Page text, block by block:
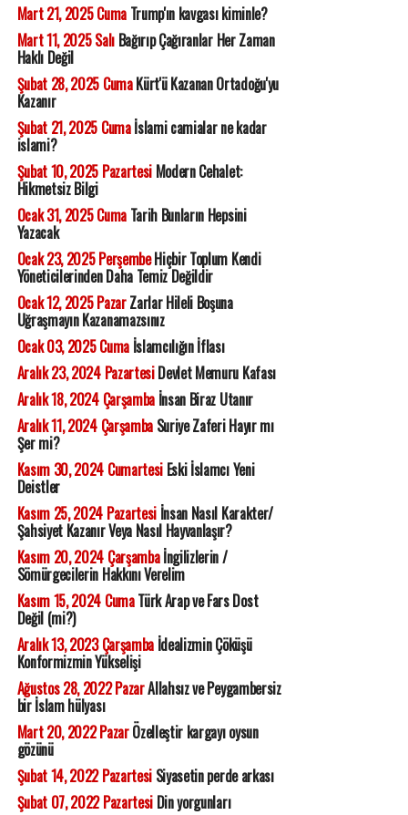
Mart 21, 2025 CumaTrump'ın kavgası kiminle?
Mart 11, 2025 SalıBağırıp Çağıranlar Her Zaman
Haklı Değil
Şubat 28, 2025 CumaKürt'ü Kazanan Ortadoğu'yu
Kazanır
Şubat 21, 2025 Cumaİslami camialar ne kadar
islami?
Şubat 10, 2025 PazartesiModern Cehalet:
Hikmetsiz Bilgi
Ocak 31, 2025 CumaTarih Bunların Hepsini
Yazacak
Ocak 23, 2025 PerşembeHiçbir Toplum Kendi
Yöneticilerinden Daha Temiz Değildir
Ocak 12, 2025 PazarZarlar Hileli Boşuna
Uğraşmayın Kazanamazsınız
Ocak 03, 2025 Cumaİslamcılığın İflası
Aralık 23, 2024 PazartesiDevlet Memuru Kafası
Aralık 18, 2024 Çarşambaİnsan Biraz Utanır
Aralık 11, 2024 ÇarşambaSuriye Zaferi Hayır mı
Şer mi?
Kasım 30, 2024 CumartesiEski İslamcı Yeni
Deistler
Kasım 25, 2024 Pazartesiİnsan Nasıl Karakter/
Şahsiyet Kazanır Veya Nasıl Hayvanlaşır?
Kasım 20, 2024 Çarşambaİngilizlerin /
Sömürgecilerin Hakkını Verelim
Kasım 15, 2024 CumaTürk Arap ve Fars Dost
Değil (mi?)
Aralık 13, 2023 Çarşambaİdealizmin Çöküşü
Konformizmin Yükselişi
Ağustos 28, 2022 PazarAllahsız ve Peygambersiz
bir İslam hülyası
Mart 20, 2022 PazarÖzelleştir kargayı oysun
gözünü
Şubat 14, 2022 PazartesiSiyasetin perde arkası
Şubat 07, 2022 PazartesiDin yorgunları